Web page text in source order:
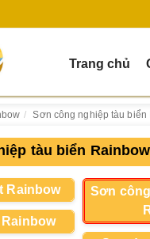
Trang chủ
Sơn công nghiệp tàu biển
tàu biển Rainbow
Rainbow
Sơn